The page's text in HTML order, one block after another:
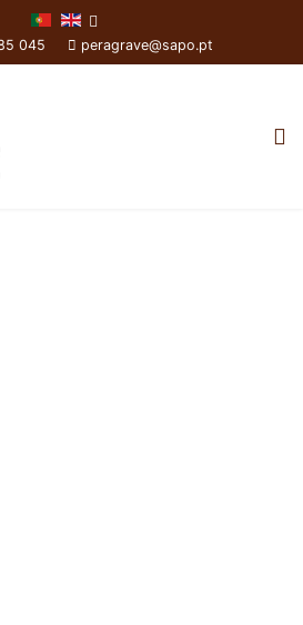
045 peragrave@sapo.pt